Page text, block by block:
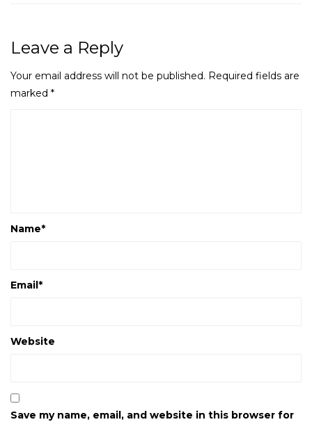
Leave a Reply
Your email address will not be published. Required fields are
marked *
Name*
Email*
Website
Save my name, email, and website in this browser for